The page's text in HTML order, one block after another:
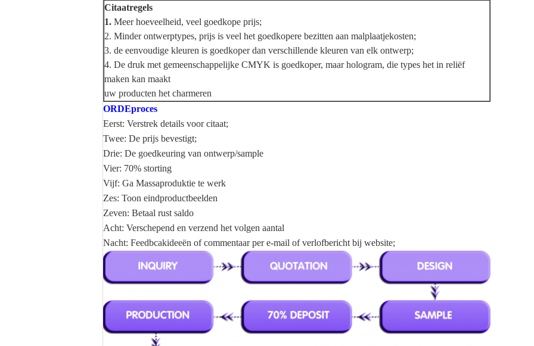
Citaatregels
1. Meer hoeveelheid, veel goedkope prijs;
2. Minder ontwerptypes, prijs is veel het goedkopere bezitten aan malplaatjekosten;
3. de eenvoudige kleuren is goedkoper dan verschillende kleuren van elk ontwerp;
4. De druk met gemeenschappelijke CMYK is goedkoper, maar hologram, die types het in reliëf
maken kan maakt
uw producten het charmeren
ORDEproces
Eerst: Verstrek details voor citaat;
Twee: De prijs bevestigt;
Drie: De goedkeuring van ontwerp/sample
Vier: 70% storting
Vijf: Ga Massaproduktie te werk
Zes: Toon eindproductbeelden
Zeven: Betaal rust saldo
Acht: Verschepend en verzend het volgen aantal
Nacht: Feedbcakideeën of commentaar per e-mail of verlofbericht bij website;